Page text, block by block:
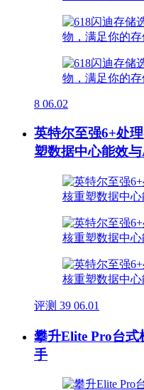
8 06.02
英特尔至强6+处
塑数据中心能效
评测 39 06.01
攀升Elite Pro台
手